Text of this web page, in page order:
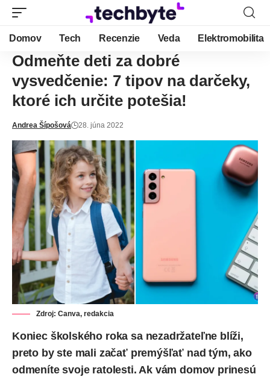
Domov Tech Recenzie Veda Elektromobilita
Odmeňte deti za dobré
vysvedčenie: 7 tipov na darčeky,
ktoré ich určite potešia!
Andrea Šípošová 28. júna 2022
Zdroj: Canva, redakcia
Koniec školského roka sa nezadržateľne blíži,
preto by ste mali začať premýšľať nad tým, ako
odmeníte svoje ratolesti. Ak vám domov prinesú